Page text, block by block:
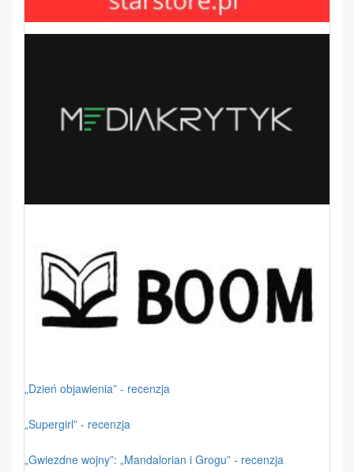
„Dzień objawienia” - recenzja
„Supergirl” - recenzja
„Gwiezdne wojny”: „Mandalorian i Grogu” - recenzja